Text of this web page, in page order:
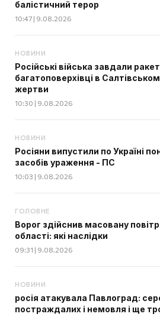
балістичний терор
10:47 | 9.08.2026
НОВИНИ
Російські війська завдали
багатоповерхівці в
жертви
10:30 | 9.08.2026
НОВИНИ
Росіяни випустили по Україні
засобів ураження - ПС
10:03 | 9.08.2026
ГОЛОВНЕ
Ворог здійснив масовану
області: які наслідки
09:31 | 9.08.2026
НОВИНИ
росія атакувала Павлоград:
постраждалих і немовля і ще